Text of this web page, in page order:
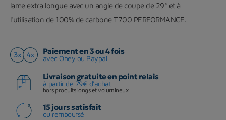
lame extra longue avec un angle de coupe de 29° et à
l'utilisation de 100% de carbone T700 PERFORMANCE.
Paiement en 3 ou 4 fois
avec Oney ou Paypal
Livraison gratuite en point relais
à partir de 79€ d'achat
hors produits longs et volumineux
15 jours satisfait
ou remboursé